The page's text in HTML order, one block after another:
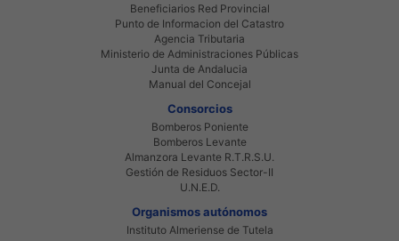
Beneficiarios Red Provincial
Punto de Informacion del Catastro
Agencia Tributaria
Ministerio de Administraciones Públicas
Junta de Andalucia
Manual del Concejal
Consorcios
Bomberos Poniente
Bomberos Levante
Almanzora Levante R.T.R.S.U.
Gestión de Residuos Sector-II
U.N.E.D.
Organismos autónomos
Instituto Almeriense de Tutela